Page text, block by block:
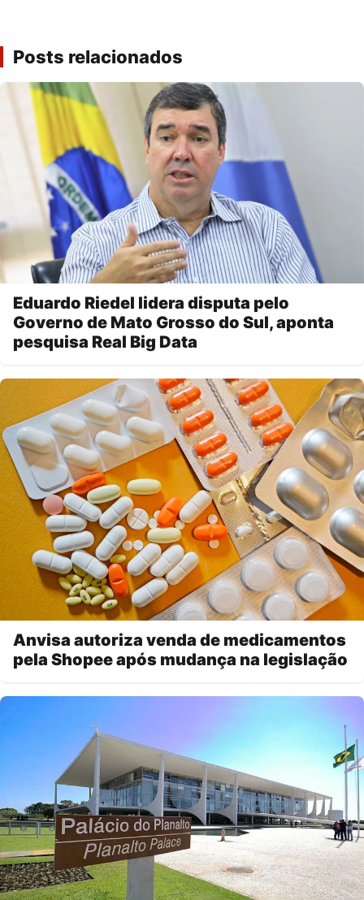
Posts relacionados
Eduardo Riedel lidera disputa pelo
Governo de Mato Grosso do Sul, aponta
pesquisa Real Big Data
Anvisa autoriza venda de medicamentos
pela Shopee após mudança na legislação